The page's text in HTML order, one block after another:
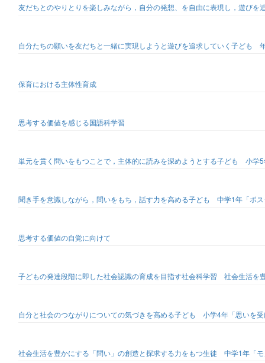
友だちとのやりとりを楽しみながら，自分の発想、を自由に表現し，遊
自分たちの願いを友だちと一緒に実現しようと遊びを追求していく子ど
保育における主体性育成
思考する価値を感じる国語科学習
単元を貫く問いをもつことで，主体的に読みを深めようとする子ども 小学
聞き手を意識しながら，問いをもち，話す力を高める子ども 中学1年「ポ
思考する価値の自覚に向けて
子どもの発達段階に即した社会認識の育成を目指す社会科学習 社会生活を
自分と社会のつながりについての気づきを高める子ども 小学4年「思いを
社会生活を豊かにする「問い」の創造と探求する力をもつ生徒 中学1年